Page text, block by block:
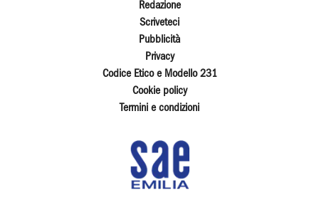
Redazione
Scriveteci
Pubblicità
Privacy
Codice Etico e Modello 231
Cookie policy
Termini e condizioni